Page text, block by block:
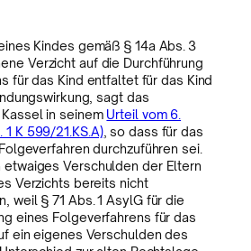
Kindes gemäß § 14a Abs. 3
Verzicht auf die Durchführung
für das Kind entfaltet für das Kind
sagt das
in seinem Urteil vom 6.
K 599/21.KS.A), so dass für das
durchzuführen sei.
etwaiges Verschulden der Eltern
Verzichts bereits nicht
weil § 71 Abs. 1 AsylG für die
eines Folgeverfahrens für das
ein eigenes Verschulden des